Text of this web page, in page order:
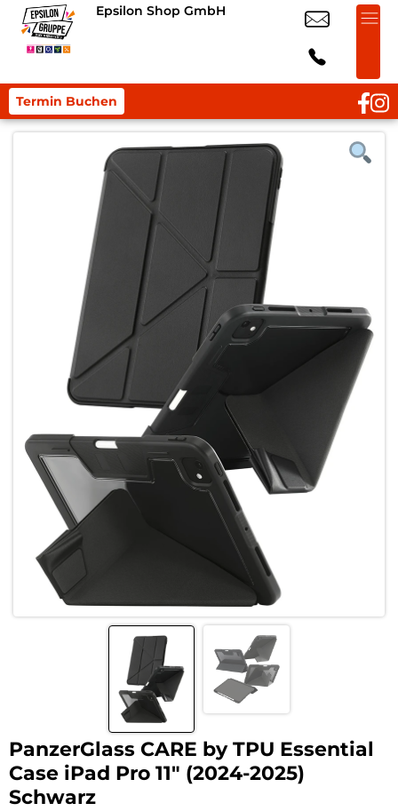
Epsilon Shop GmbH
Termin Buchen
PanzerGlass CARE by TPU Essential
Case iPad Pro 11″ (2024-2025)
Schwarz